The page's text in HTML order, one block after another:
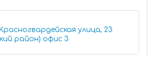
улица, 23
(Куйбышевский район) офис 3